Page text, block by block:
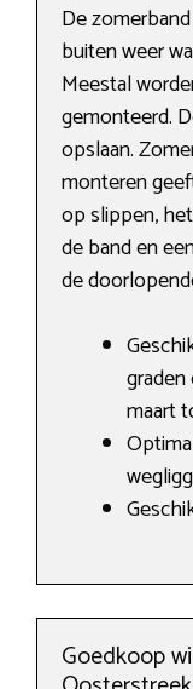
De
buiten weer
Meestal
gemonteerd.
opslaan.
monteren
op slippen,
de band en
de
maart
Goedkoop